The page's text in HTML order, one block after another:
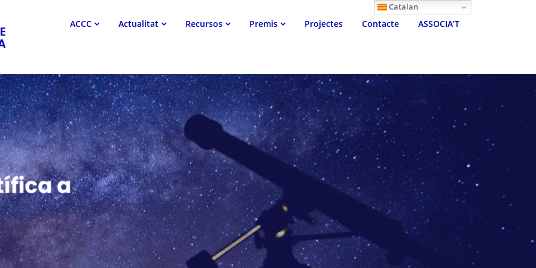
Associació
Comunicació
Científica
ACCC Actualitat Recursos Premis Projectes Contacte ASSOCIA’T
Catalan